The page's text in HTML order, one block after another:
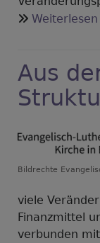
Weiterlesen
Aus
Bildrechte
viele
Finanzmittel
verbunden